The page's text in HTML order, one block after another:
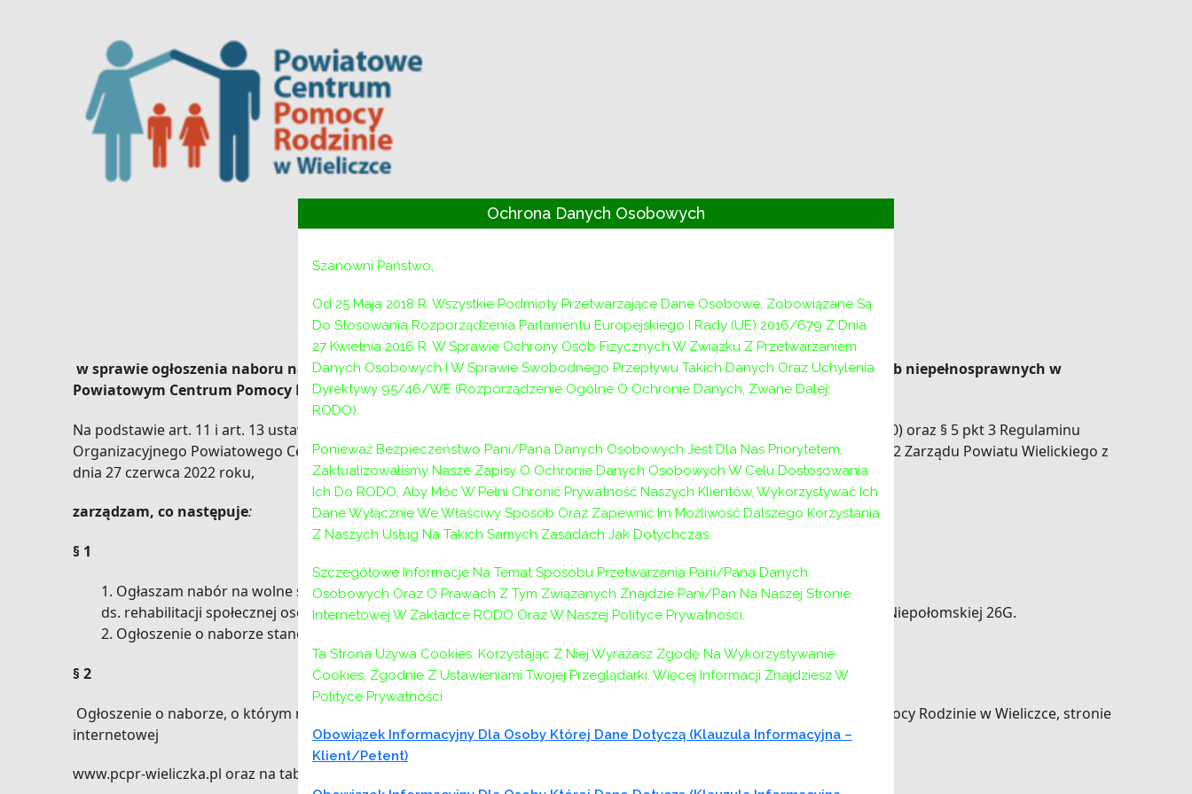
Ochrona Danych Osobowych
Szanowni Państwo,
Od 25 Maja 2018 R. Wszystkie Podmioty Przetwarzające Dane Osobowe, Zobowiązane Są
Do Stosowania Rozporządzenia Parlamentu Europejskiego I Rady (UE) 2016/679 Z Dnia
27 Kwietnia 2016 R. W Sprawie Ochrony Osób Fizycznych W Związku Z Przetwarzaniem
Danych Osobowych I W Sprawie Swobodnego Przepływu Takich Danych Oraz Uchylenia
Dyrektywy 95/46/WE (Rozporządzenie Ogólne O Ochronie Danych, Zwane Dalej:
RODO).
Ponieważ Bezpieczeństwo Pani/Pana Danych Osobowych Jest Dla Nas Priorytetem,
Zaktualizowaliśmy Nasze Zapisy O Ochronie Danych Osobowych W Celu Dostosowania
Ich Do RODO, Aby Móc W Pełni Chronić Prywatność Naszych Klientów, Wykorzystywać Ich
Dane Wyłącznie We Właściwy Sposób Oraz Zapewnić Im Możliwość Dalszego Korzystania
Z Naszych Usług Na Takich Samych Zasadach Jak Dotychczas.
Szczegółowe Informacje Na Temat Sposobu Przetwarzania Pani/Pana Danych
Osobowych Oraz O Prawach Z Tym Związanych Znajdzie Pani/Pan Na Naszej Stronie
Internetowej W Zakładce RODO Oraz W Naszej Polityce Prywatności.
Ta Strona Używa Cookies. Korzystając Z Niej Wyrażasz Zgodę Na Wykorzystywanie
Cookies, Zgodnie Z Ustawieniami Twojej Przeglądarki. Więcej Informacji Znajdziesz W
Polityce Prywatności
Obowiązek Informacyjny Dla Osoby Której Dane Dotyczą (klauzula Informacyjna –
Klient/petent)
Dyrektora Powiatowego Centrum Pomocy Rodzinie
w Wieliczce z dnia 29.03.2023 roku
w sprawie ogłoszenia naboru na wolne stanowisko urzędnicze – Inspektora w Dziale ds.rehabilitacji społecznej osób niepełnosprawnych w
Powiatowym Centrum Pomocy Rodzinie w Wieliczce.
Na podstawie art. 11 i art. 13 ustawy z dnia 21 listopada 2008 r. o pracownikach samorządowych (t.j. Dz. U. z 2022 r. poz. 530) oraz § 5 pkt 3 Regulaminu
Organizacyjnego Powiatowego Centrum Pomocy Rodzinie w Wieliczce stanowiącego załącznik do Uchwały nr 170/642/2022 Zarządu Powiatu Wielickiego z
dnia 27 czerwca 2022 roku,
zarządzam, co następuje:
§ 1
Ogłaszam nabór na wolne stanowisko urzędnicze Inspektora w Dziale
ds. rehabilitacji społecznej osób niepełnosprawnych w Powiatowym Centrum Pomocy Rodzinie w Wieliczce przy ulicy Niepołomskiej 26G.
Ogłoszenie o naborze stanowi załącznik do niniejszego zarządzenia.
§ 2
Ogłoszenie o naborze, o którym mowa w § 1 umieszcza się w Biuletynie Informacji Publicznej Powiatowego Centrum Pomocy Rodzinie w Wieliczce, stronie
internetowej
www.pcpr-wieliczka.pl oraz na tablicy informacyjnej Centrum.